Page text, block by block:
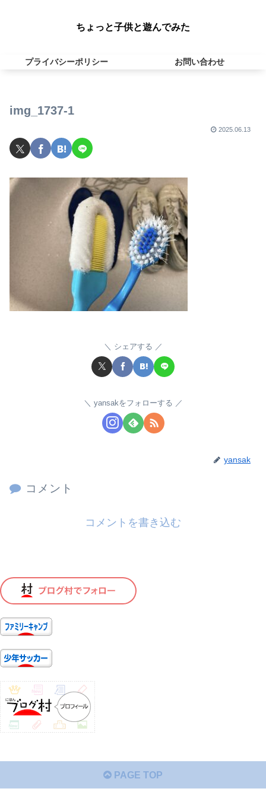
ちょっと子供と遊んでみた
プライバシーポリシー お問い合わせ
img_1737-1
2025.06.13
シェアする
yansakをフォローする
yansak
コメント
コメントを書き込む
PAGE TOP